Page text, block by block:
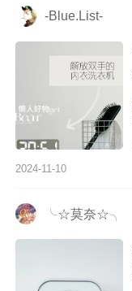
-Blue.List-
2024-11-10
╰☆莫奈☆╮